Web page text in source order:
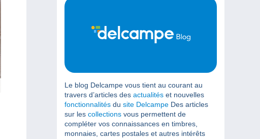
Le blog Delcampe vous tient au courant au
travers d’articles des actualités et nouvelles
fonctionnalités du site Delcampe Des articles
sur les collections vous permettent de
compléter vos connaissances en timbres,
monnaies, cartes postales et autres intérêts